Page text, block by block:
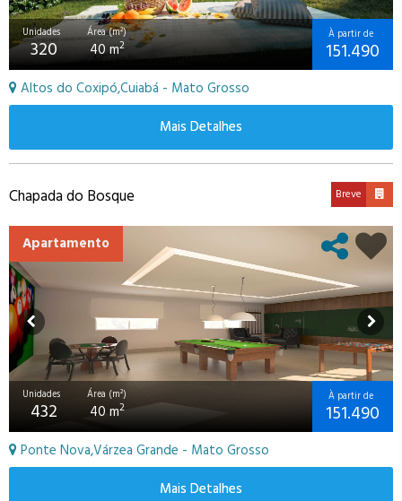
Unidades
320
Área (m²)
40 m2
À partir de
151.490
Altos do Coxipó,Cuiabá - Mato Grosso
Mais Detalhes
Chapada do Bosque Breve
Apartamento
Unidades
432
Área (m²)
40 m2
À partir de
151.490
Ponte Nova,Várzea Grande - Mato Grosso
Mais Detalhes